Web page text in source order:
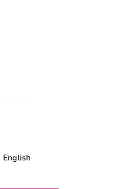
via X - U verlaat
via Facebook - U
via e-mail
nieuwsbericht via LinkedIn - U
English